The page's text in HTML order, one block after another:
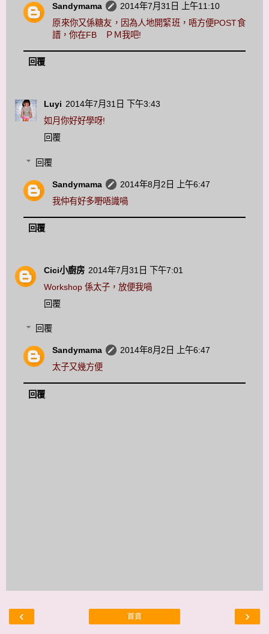
Sandymama
2014年7月31日 上午11:10
原來你又係糖友，因為人地開緊班，唔方便POST食
譜，你在FB ＰＭ我吧!
回覆
Luyi 2014年7月31日 下午3:43
如月你好好學呀!
回覆
回覆
Sandymama
2014年8月2日 上午6:47
我仲有好多嘢唔識喎
回覆
Cici小廚房 2014年7月31日 下午7:01
Workshop 係太子，放便我喎
回覆
回覆
Sandymama
2014年8月2日 上午6:47
太子又幾方便
回覆
‹ ›
首頁